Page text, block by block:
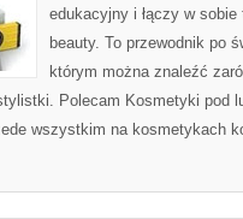
edukacyjny i łączy w
beauty. To przewodnik po
którym można znaleźć
Polecam Kosmetyki pod
wszystkim na kosmetykach